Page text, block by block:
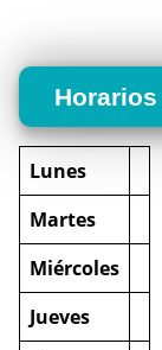
Lunes
Martes
Miércoles
Jueves